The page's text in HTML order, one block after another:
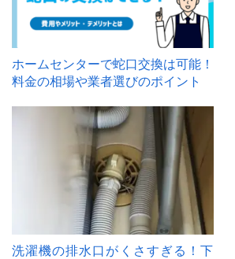
ホームセンターで蛇口交換は可能！
料金の相場や業者選びのポイント
洗濯機の排水口がくさすぎる！下